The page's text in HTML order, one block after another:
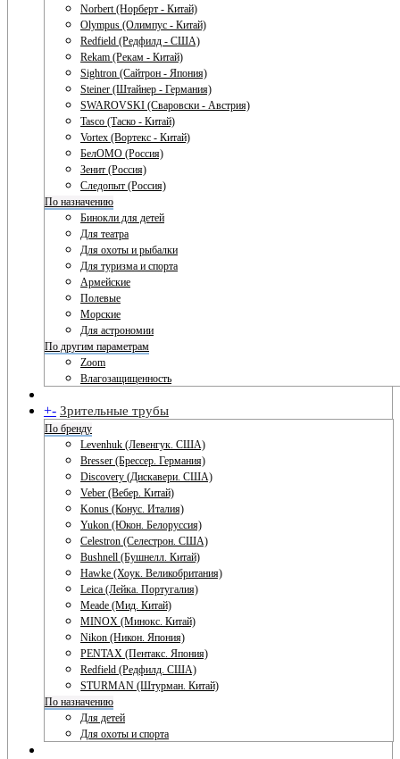
Norbert (Норберт - Китай)
Olympus (Олимпус - Китай)
Redfield (Редфилд - США)
Rekam (Рекам - Китай)
Sightron (Сайтрон - Япония)
Steiner (Штайнер - Германия)
SWAROVSKI (Сваровски - Австрия)
Tasco (Таско - Китай)
Vortex (Вортекс - Китай)
БелОМО (Россия)
Зенит (Россия)
Следопыт (Россия)
По назначению
Бинокли для детей
Для театра
Для охоты и рыбалки
Для туризма и спорта
Армейские
Полевые
Морские
Для астрономии
По другим параметрам
Zoom
Влагозащищенность
+- Зрительные трубы
По бренду
Levenhuk (Левенгук. США)
Bresser (Брессер. Германия)
Discovery (Дискавери. США)
Veber (Вебер. Китай)
Konus (Конус. Италия)
Yukon (Юкон. Белоруссия)
Celestron (Селестрон. США)
Bushnell (Бушнелл. Китай)
Hawke (Хоук. Великобритания)
Leica (Лейка. Португалия)
Meade (Мид. Китай)
MINOX (Минокс. Китай)
Nikon (Никон. Япония)
PENTAX (Пентакс. Япония)
Redfield (Редфилд. США)
STURMAN (Штурман. Китай)
По назначению
Для детей
Для охоты и спорта